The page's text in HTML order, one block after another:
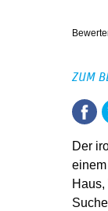
ZUM
Der